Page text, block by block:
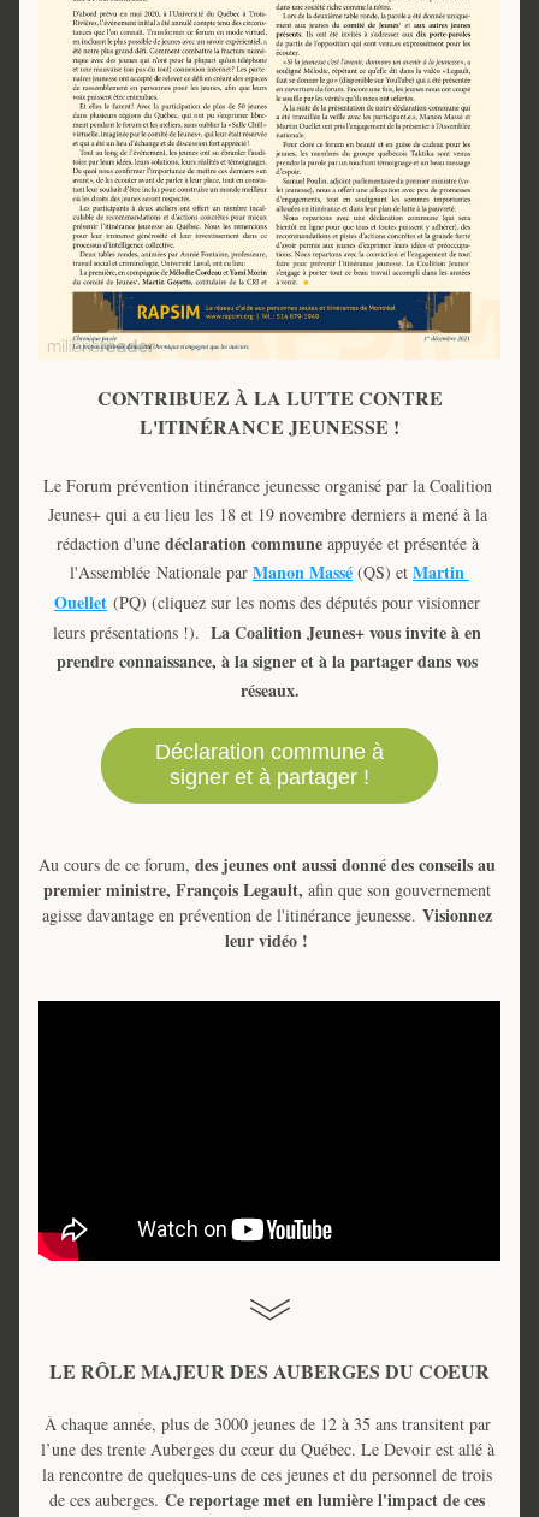
CONTRIBUEZ À LA LUTTE CONTRE
L'ITINÉRANCE JEUNESSE !
Le Forum prévention itinérance jeunesse organisé par la Coalition
Jeunes+ qui a eu lieu les 18 et 19 novembre derniers a mené à la
rédaction d'une déclaration commune appuyée et présentée à
l'Assemblée Nationale par Manon Massé (QS) et Martin
Ouellet (PQ) (cliquez sur les noms des députés pour visionner
leurs présentations !). La Coalition Jeunes+ vous invite à en
prendre connaissance, à la signer et à la partager dans vos
réseaux.
Déclaration commune à
signer et à partager !
Au cours de ce forum, des jeunes ont aussi donné des conseils au
premier ministre, François Legault, afin que son gouvernement
agisse davantage en prévention de l'itinérance jeunesse. Visionnez
leur vidéo !
LE RÔLE MAJEUR DES AUBERGES DU COEUR
À chaque année, plus de 3000 jeunes de 12 à 35 ans transitent par
l’une des trente Auberges du cœur du Québec. Le Devoir est allé à
la rencontre de quelques-uns de ces jeunes et du personnel de trois
de ces auberges. Ce reportage met en lumière l'impact de ces